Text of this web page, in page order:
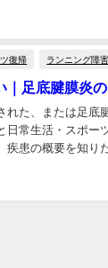
復帰 ランニング障害
｜足底腱膜炎
れた、または足
日常生活・スポー
患の概要を知り